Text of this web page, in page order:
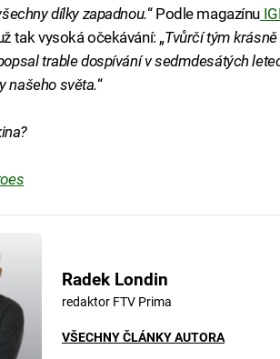
dílky zapadnou.“ Podle magazínu
tak vysoká očekávání: „Tvůrčí tým
trable dospívání v sedmdesátých
našeho světa.“
Radek Londin
redaktor FTV Prima
VŠECHNY ČLÁNKY AUTORA